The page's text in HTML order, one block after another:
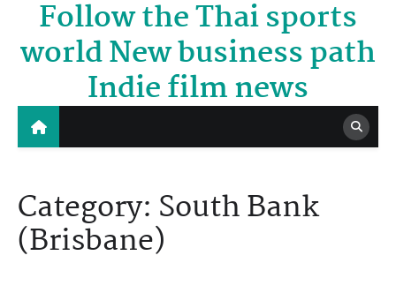
content
Follow the Thai sports
world New business path
Indie film news
Category: South Bank
(Brisbane)